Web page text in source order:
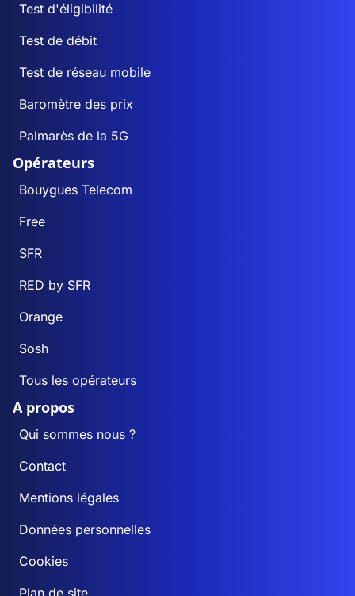
Test d'éligibilité
Test de débit
Test de réseau mobile
Baromètre des prix
Palmarès de la 5G
Opérateurs
Bouygues Telecom
Free
SFR
RED by SFR
Orange
Sosh
Tous les opérateurs
A propos
Qui sommes nous ?
Contact
Mentions légales
Données personnelles
Cookies
Plan de site